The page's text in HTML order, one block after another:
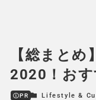
【総まと
2020！お
PR Lifestyle &